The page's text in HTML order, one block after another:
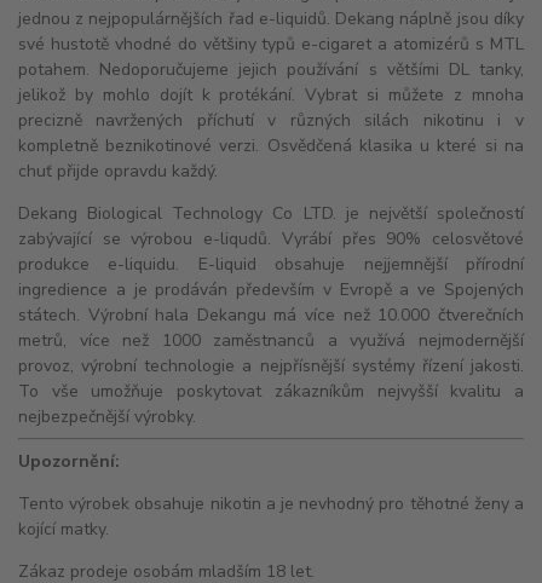
jednou z nejpopulárnějších řad e-liquidů. Dekang náplně jsou díky
své hustotě vhodné do většiny typů e-cigaret a atomizérů s MTL
potahem. Nedoporučujeme jejich používání s většími DLtanky,
jelikož by mohlo dojít k protékání. Vybrat si můžete z mnoha
precizně navržených příchutí v různých silách nikotinu i v
kompletně beznikotinové verzi. Osvědčená klasika u které si na
chuť přijde opravdu každý.
Dekang Biological Technology Co LTD. je největší společností
zabývající se výrobou e-liqudů. Vyrábí přes 90% celosvětové
produkce e-liquidu. E-liquid obsahuje nejjemnější přírodní
ingredience a je prodáván především v Evropě a ve Spojených
státech. Výrobní hala Dekangu má více než 10.000 čtverečních
metrů, více než 1000 zaměstnanců a využívá nejmodernější
provoz, výrobní technologie a nejpřísnější systémy řízení jakosti.
To vše umožňuje poskytovat zákazníkům nejvyšší kvalitu a
nejbezpečnější výrobky.
Upozornění:
Tento výrobek obsahuje nikotin a je nevhodný pro těhotné ženy a
kojící matky.
Zákaz prodeje osobám mladším 18 let.